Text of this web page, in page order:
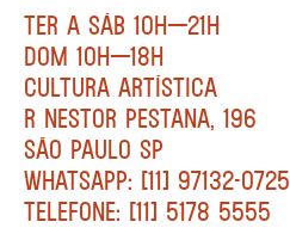
TER A SÁB 10H—21H
DOM 10H—18H
CULTURA ARTÍSTICA
R NESTOR PESTANA, 196
SÃO PAULO SP
WHATSAPP: [11] 97132-0725
TELEFONE: [11] 5178 5555